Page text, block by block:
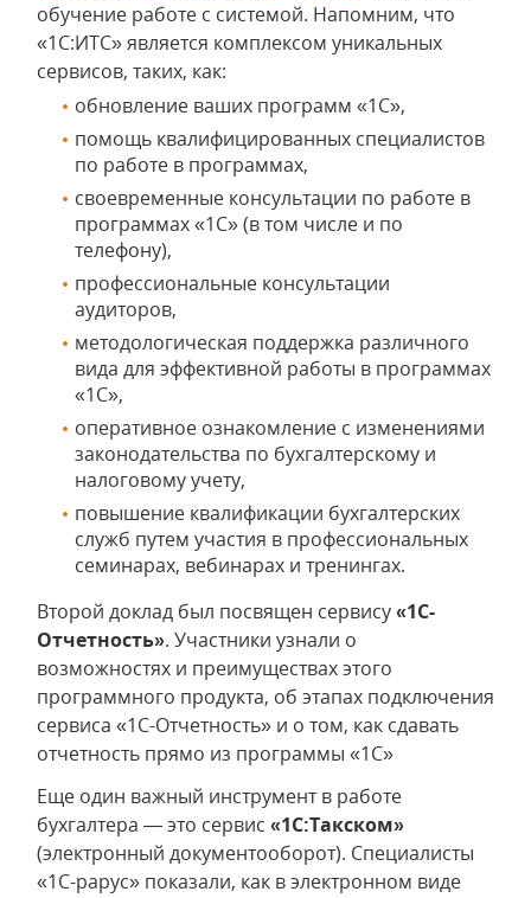
обучение работе с системой. Напомним, что
«1С:ИТС» является комплексом уникальных
сервисов, таких, как:
обновление ваших программ «1С»,
помощь квалифицированных специалистов
по работе в программах,
своевременные консультации по работе в
программах «1С» (в том числе и по
телефону),
профессиональные консультации
аудиторов,
методологическая поддержка различного
вида для эффективной работы в программах
«1С»,
оперативное ознакомление с изменениями
законодательства по бухгалтерскому и
налоговому учету,
повышение квалификации бухгалтерских
служб путем участия в профессиональных
семинарах, вебинарах и тренингах.
Второй доклад был посвящен сервису«1С-
Отчетность». Участники узнали о
возможностях и преимуществах этого
программного продукта, об этапах подключения
сервиса «1С-Отчетность» и о том, как сдавать
отчетность прямо из программы «1С»
Еще один важный инструмент в работе
бухгалтера — это сервис «1С:Такском»
(электронный документооборот). Специалисты
«1С-рарус» показали, как в электронном виде